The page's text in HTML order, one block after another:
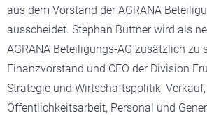
aus dem Vorstand der AGRANA
ausscheidet. Stephan Büttner wird als
AGRANA Beteiligungs-AG zusätzlich zu
Finanzvorstand und CEO der Division
Strategie und Wirtschaftspolitik, Verkauf,
Öffentlichkeitsarbeit, Personal und